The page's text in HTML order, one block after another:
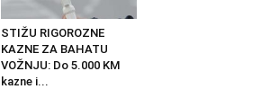
STIŽU RIGOROZNE
KAZNE ZA BAHATU
VOŽNJU: Do 5.000 KM
kazne i...